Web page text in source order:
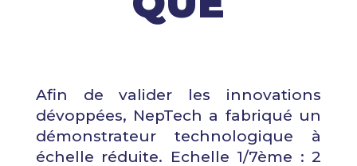
Afin de valider les innovations
dévoppées, NepTech a fabriqué un
démonstrateur technologique à
échelle réduite. Echelle 1/7ème : 2